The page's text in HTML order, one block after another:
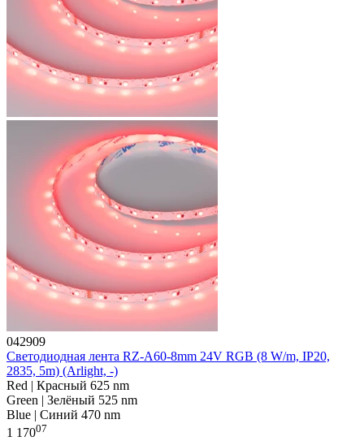
042909
Светодиодная лента RZ-A60-8mm 24V RGB (8 W/m, IP20,
2835, 5m) (Arlight, -)
Red | Красный 625 nm
Green | Зелёный 525 nm
Blue | Синий 470 nm
1 17007